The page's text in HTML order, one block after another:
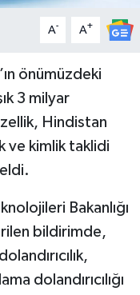
A- A+
önümüzdeki
3 milyar
Hindistan
ve kimlik taklidi
Bakanlığı
bildirimde,
dolandırıcılığı